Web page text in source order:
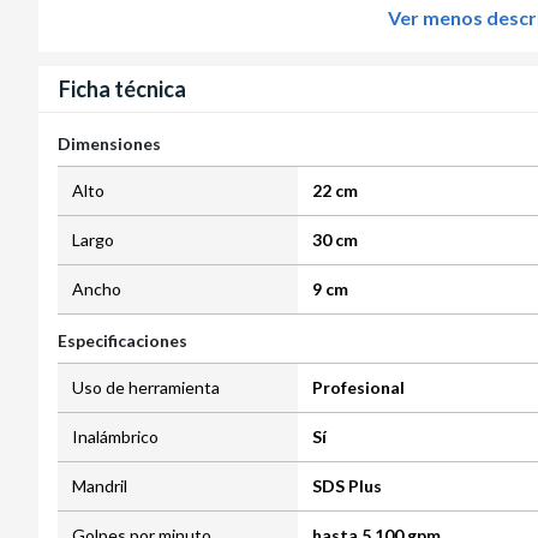
Ver menos
Ficha técnica
Dimensiones
Alto 22 cm
Largo 30 cm
Ancho 9 cm
Especificaciones
Uso de herramienta Profesional
Inalámbrico Sí
Mandril SDS Plus